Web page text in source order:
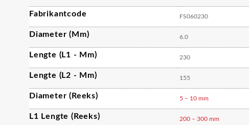
Fabrikantcode FS060230
Diameter (mm) 6.0
Lengte (L1 - Mm) 230
Lengte (L2 - Mm) 155
Diameter (reeks) 5 – 10 mm
L1 Lengte (reeks) 200 – 300 mm